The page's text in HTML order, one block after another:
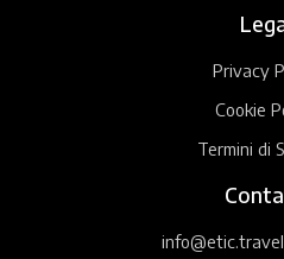
Privacy
Cookie
Termini di